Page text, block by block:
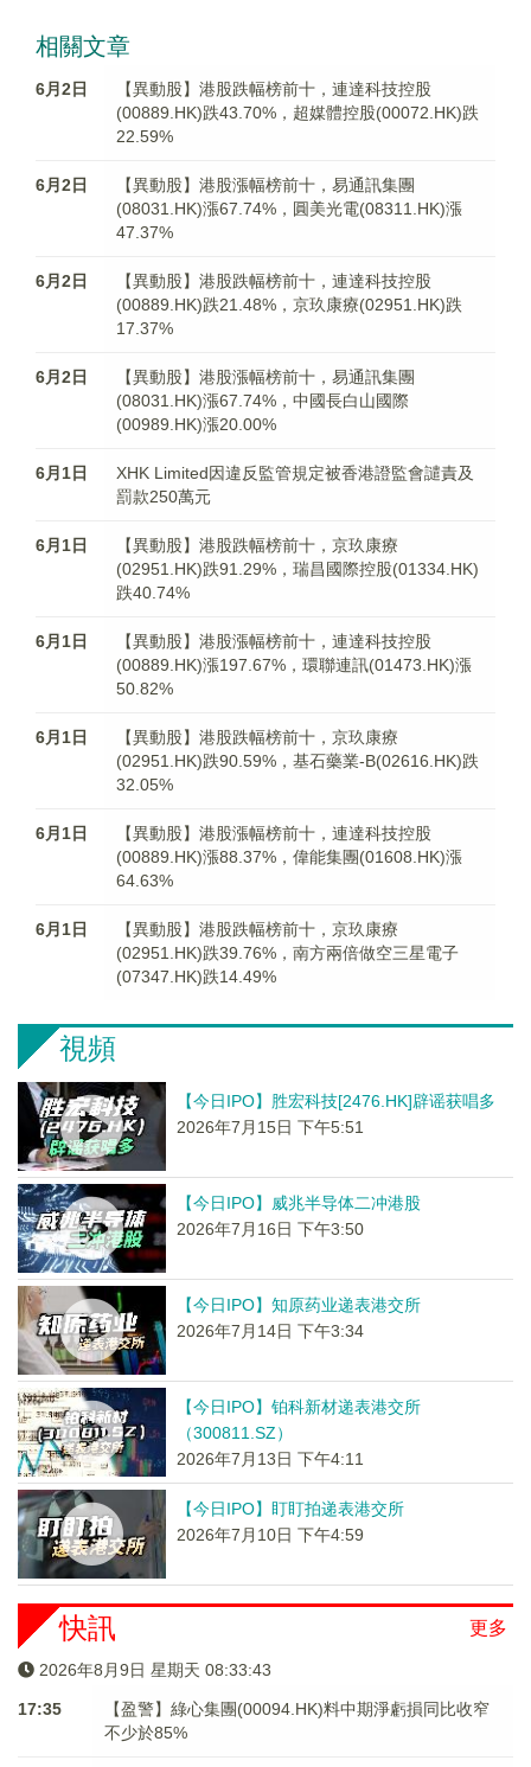
相關文章
6月2日
【異動股】港股跌幅榜前十，連達科技控股
(00889.HK)跌43.70%，超媒體控股(00072.HK)跌
22.59%
6月2日
【異動股】港股漲幅榜前十，易通訊集團
(08031.HK)漲67.74%，圓美光電(08311.HK)漲
47.37%
6月2日
【異動股】港股跌幅榜前十，連達科技控股
(00889.HK)跌21.48%，京玖康療(02951.HK)跌
17.37%
6月2日
【異動股】港股漲幅榜前十，易通訊集團
(08031.HK)漲67.74%，中國長白山國際
(00989.HK)漲20.00%
6月1日
XHK Limited因違反監管規定被香港證監會譴責及
罰款250萬元
6月1日
【異動股】港股跌幅榜前十，京玖康療
(02951.HK)跌91.29%，瑞昌國際控股(01334.HK)
跌40.74%
6月1日
【異動股】港股漲幅榜前十，連達科技控股
(00889.HK)漲197.67%，環聯連訊(01473.HK)漲
50.82%
6月1日
【異動股】港股跌幅榜前十，京玖康療
(02951.HK)跌90.59%，基石藥業-B(02616.HK)跌
32.05%
6月1日
【異動股】港股漲幅榜前十，連達科技控股
(00889.HK)漲88.37%，偉能集團(01608.HK)漲
64.63%
6月1日
【異動股】港股跌幅榜前十，京玖康療
(02951.HK)跌39.76%，南方兩倍做空三星電子
(07347.HK)跌14.49%
視頻
【今日IPO】胜宏科技[2476.HK]辟谣获唱多
2026年7月15日 下午5:51
【今日IPO】威兆半导体二冲港股
2026年7月16日 下午3:50
【今日IPO】知原药业递表港交所
2026年7月14日 下午3:34
【今日IPO】铂科新材递表港交所
（300811.SZ）
2026年7月13日 下午4:11
【今日IPO】盯盯拍递表港交所
2026年7月10日 下午4:59
更多
快訊
2026年8月9日 星期天 08:33:43
17:35
【盈警】綠心集團(00094.HK)料中期淨虧損同比收窄
不少於85%